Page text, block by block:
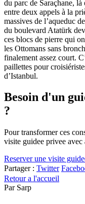
du parc de Saraçhane,
entre deux appels à la
massives de l’aqueduc
du boulevard Atatürk
ces blocs de pierre qui
les Ottomans sans
finalement assez court.
paillettes pour
d’Istanbul.
Besoin d'un
?
Pour transformer ces
visite guidee privee avec
Reserver une visite
Partager : Twitter
Retour a l'accueil
Par Sarp